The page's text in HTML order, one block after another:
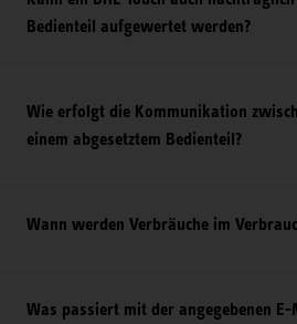
Bedienteil aufgewertet werden?
Wie erfolgt die Kommunikation
einem abgesetztem Bedienteil?
Wann werden Verbräuche im
Was passiert mit der angegebenen